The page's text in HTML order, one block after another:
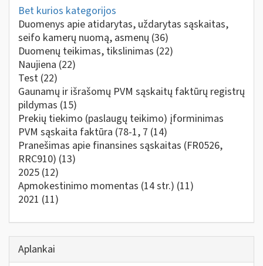
Bet kurios kategorijos
Duomenys apie atidarytas, uždarytas sąskaitas,
seifo kamerų nuomą, asmenų (36)
Duomenų teikimas, tikslinimas (22)
Naujiena (22)
Test (22)
Gaunamų ir išrašomų PVM sąskaitų faktūrų registrų
pildymas (15)
Prekių tiekimo (paslaugų teikimo) įforminimas
PVM sąskaita faktūra (78-1, 7 (14)
Pranešimas apie finansines sąskaitas (FR0526,
RRC910) (13)
2025 (12)
Apmokestinimo momentas (14 str.) (11)
2021 (11)
Aplankai